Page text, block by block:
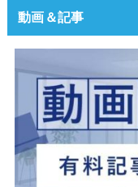
動画＆記事